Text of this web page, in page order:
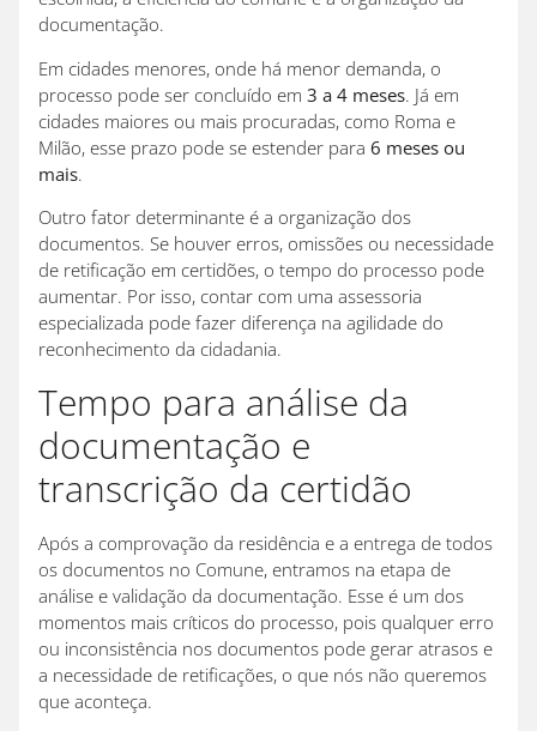
documentação.
Em cidades menores, onde há menor demanda, o
processo pode ser concluído em 3 a 4 meses. Já em
cidades maiores ou mais procuradas, como Roma e
Milão, esse prazo pode se estender para 6 meses ou
mais.
Outro fator determinante é a organização dos
documentos. Se houver erros, omissões ou necessidade
de retificação em certidões, o tempo do processo pode
aumentar. Por isso, contar com uma assessoria
especializada pode fazer diferença na agilidade do
reconhecimento da cidadania.
Tempo para análise da
documentação e
transcrição da certidão
Após a comprovação da residência e a entrega de todos
os documentos no Comune, entramos na etapa de
análise e validação da documentação. Esse é um dos
momentos mais críticos do processo, pois qualquer erro
ou inconsistência nos documentos pode gerar atrasos e
a necessidade de retificações, o que nós não queremos
que aconteça.